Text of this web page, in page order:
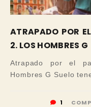
ATRAPADO POR
2. LOS HOMBRES G
Atrapado por el
Hombres G Suelo
1